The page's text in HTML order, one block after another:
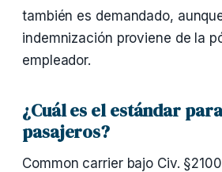
también es demandado,
indemnización proviene de la
empleador.
¿Cuál es el estándar
pasajeros?
Common carrier bajo Civ.